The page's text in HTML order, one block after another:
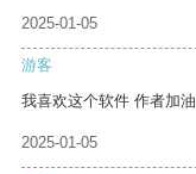
2025-01-05
游客
我喜欢这个软件 作者加油
2025-01-05